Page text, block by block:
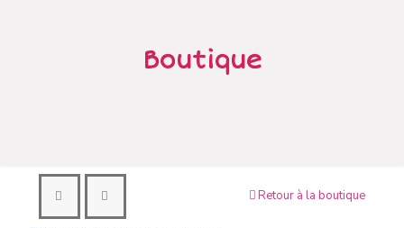
Boutique
Retour à la boutique